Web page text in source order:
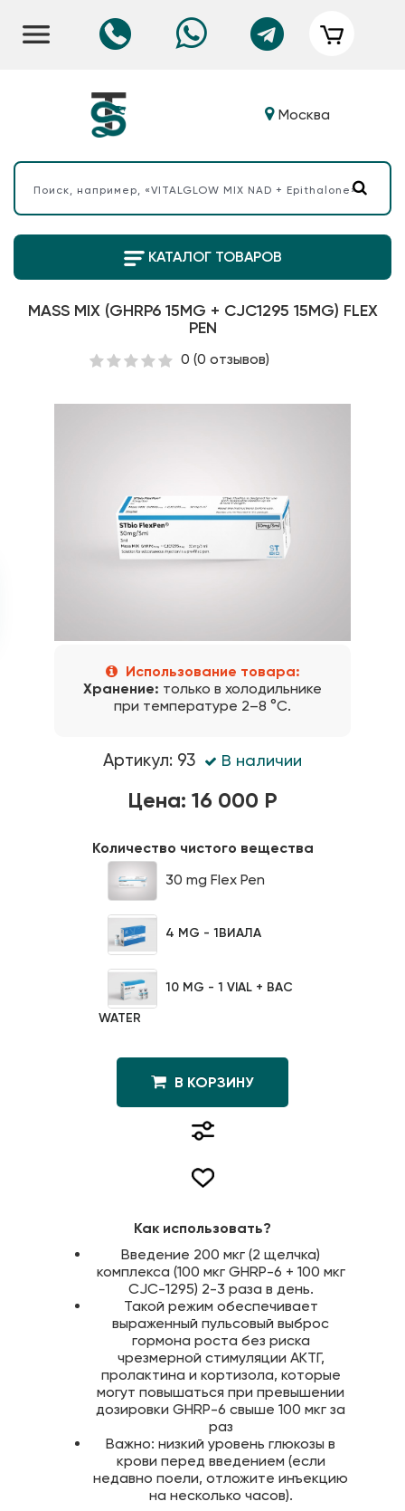
Москва
КАТАЛОГ ТОВАРОВ
MASS MIX (GHRP6 15MG + CJC1295 15MG) FLEX
PEN
0 (0 отзывов)
Использование товара:
Хранение: только в холодильнике
при температуре 2–8 °C.
Артикул: 93 В наличии
Цена: 16 000 Р
Количество чистого вещества
30 mg Flex Pen
4 MG - 1ВИАЛА
10 MG - 1 VIAL + BAC
WATER
В КОРЗИНУ
Как использовать?
Введение 200 мкг (2 щелчка)
комплекса (100 мкг GHRP-6 + 100 мкг
CJC-1295) 2-3 раза в день.
Такой режим обеспечивает
выраженный пульсовый выброс
гормона роста без риска
чрезмерной стимуляции АКТГ,
пролактина и кортизола, которые
могут повышаться при превышении
дозировки GHRP-6 свыше 100 мкг за
раз
Важно: низкий уровень глюкозы в
крови перед введением (если
недавно поели, отложите инъекцию
на несколько часов).